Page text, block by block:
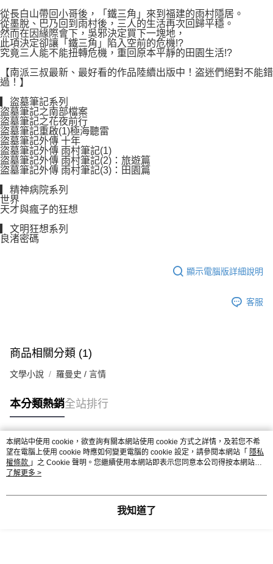
從長白山帶回小哥後，「鐵三角」來到福建的雨村隱居。
從墨脫、巴乃回到雨村後，三人的生活再次回歸平穩。
然而在因緣際會下，吳邪決定買下一塊地，
此項決定卻讓「鐵三角」陷入空前的危機!?
究竟三人能不能扭轉危機，重回原本平靜的田園生活!?
【南派三叔最新、最好看的作品陸續出版中！盗迷們絕對不能錯
過！】
▎盜墓筆記系列
盜墓筆記之南部檔案
盜墓筆記之花夜前行
盜墓筆記重啟(1)極海聽雷
盜墓筆記外傳 十年
盜墓筆記外傳 雨村筆記(1)
盜墓筆記外傳 雨村筆記(2)：旅遊篇
盜墓筆記外傳 雨村筆記(3)：田園篇
▎精神病院系列
世界
天才與瘋子的狂想
▎文明狂想系列
良渚密碼
顯示電腦版詳細說明
客服
商品相關分類 (1)
文學小說 羅曼史 / 言情
本分類熱銷全站排行
熱門標籤
本網站中使用 cookie，欲查詢有關本網站使用 cookie 方式之詳情，及若您不希
望在電腦上使用 cookie 時應如何變更電腦的 cookie 設定，請參閱本網站「 隱私
權條款 」之 Cookie 聲明。您繼續使用本網站即表示您同意本公司得按本網站使
用條款之 Cookie 聲明使用 cookie。
了解更多 >
我知道了